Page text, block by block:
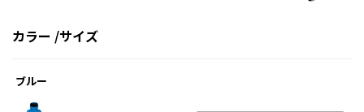
カラー サイズ
ブルー